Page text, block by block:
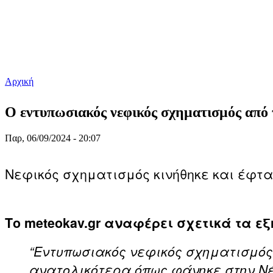
Αρχική
O εντυπωσιακός νεφικός σχηματισμός
Παρ, 06/09/2024 - 20:07
Νεφικός σχηματισμός κινήθηκε και
Το meteokav.gr αναφέρει σχετικά τα
“Εντυπωσιακός νεφικός
ανατολικότερα όπως φάνηκε στην